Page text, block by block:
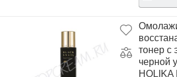
тонер с
черной
HOLIKA